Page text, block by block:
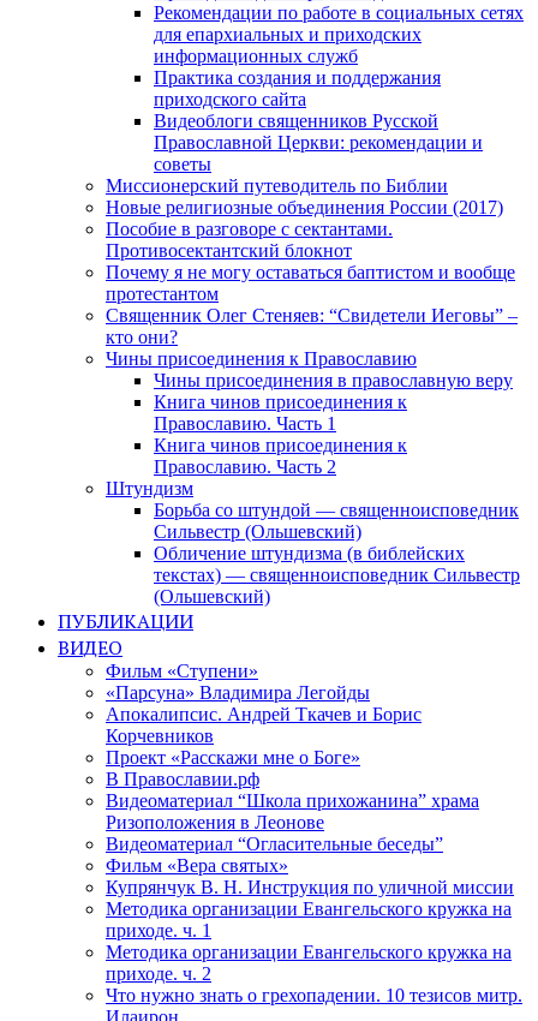
Рекомендации по работе в социальных сетях
для епархиальных и приходских
информационных служб
Практика создания и поддержания
приходского сайта
Видеоблоги священников Русской
Православной Церкви: рекомендации и
советы
Миссионерский путеводитель по Библии
Новые религиозные объединения России (2017)
Пособие в разговоре с сектантами.
Противосектантский блокнот
Почему я не могу оставаться баптистом и вообще
протестантом
Священник Олег Стеняев: “Свидетели Иеговы” –
кто они?
Чины присоединения к Православию
Чины присоединения в православную веру
Книга чинов присоединения к
Православию. Часть 1
Книга чинов присоединения к
Православию. Часть 2
Штундизм
Борьба со штундой — священноисповедник
Сильвестр (Ольшевский)
Обличение штундизма (в библейских
текстах) — священноисповедник Сильвестр
(Ольшевский)
ПУБЛИКАЦИИ
ВИДЕО
Фильм «Ступени»
«Парсуна» Владимира Легойды
Апокалипсис. Андрей Ткачев и Борис
Корчевников
Проект «Расскажи мне о Боге»
В Православии.рф
Видеоматериал “Школа прихожанина” храма
Ризоположения в Леонове
Видеоматериал “Огласительные беседы”
Фильм «Вера святых»
Купрянчук В. Н. Инструкция по уличной миссии
Методика организации Евангельского кружка на
приходе. ч. 1
Методика организации Евангельского кружка на
приходе. ч. 2
Что нужно знать о грехопадении. 10 тезисов митр.